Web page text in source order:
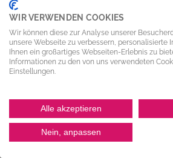
In den Warenkorb
WIR VERWENDEN COOKIES
Wir können diese zur Analyse unserer
unsere Webseite zu verbessern, personalisierte
Ihnen ein großartiges Webseiten-Erlebnis zu
Informationen zu den von uns verwendeten
Einstellungen.
Alle akzeptieren
Nein, anpassen